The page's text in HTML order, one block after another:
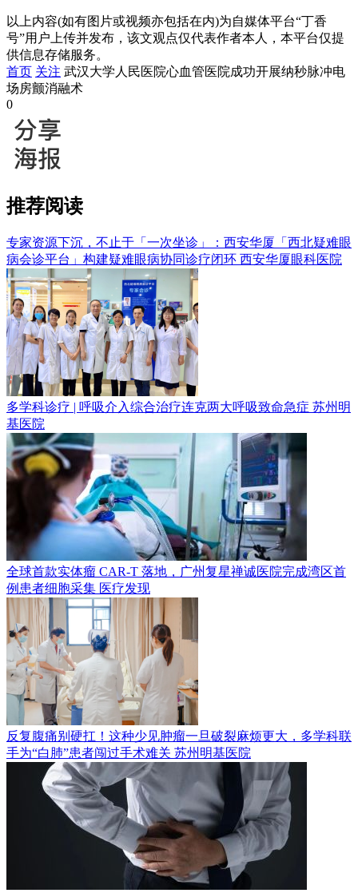
以上内容(如有图片或视频亦包括在内)为自媒体平台“丁香
号”用户上传并发布，该文观点仅代表作者本人，本平台仅提
供信息存储服务。
首页 关注 武汉大学人民医院心血管医院成功开展纳秒脉冲电
场房颤消融术
0
推荐阅读
专家资源下沉，不止于「一次坐诊」：西安华厦「西北疑难眼
病会诊平台」构建疑难眼病协同诊疗闭环 西安华厦眼科医院
多学科诊疗 | 呼吸介入综合治疗连克两大呼吸致命急症 苏州明
基医院
全球首款实体瘤 CAR-T 落地，广州复星禅诚医院完成湾区首
例患者细胞采集 医疗发现
反复腹痛别硬扛！这种少见肿瘤一旦破裂麻烦更大，多学科联
手为“白肺”患者闯过手术难关 苏州明基医院